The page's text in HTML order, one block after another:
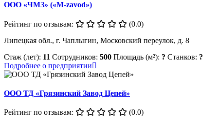
ООО «ЧМЗ» («M-zavod»)
Рейтинг по отзывам:
(0.0)
Липецкая обл., г. Чаплыгин, Московский переулок, д. 8
Стаж (лет): 11 Сотрудников: 500 Площадь (м²): ? Станков: ?
Подробнее о предприятии
ООО ТД «Грязинский Завод Цепей»
Рейтинг по отзывам:
(0.0)